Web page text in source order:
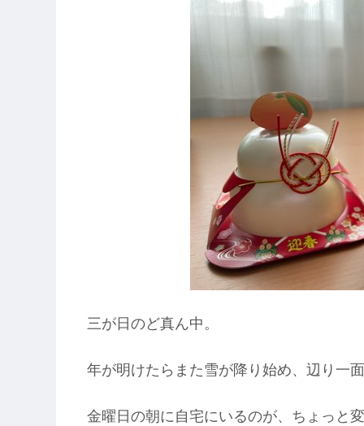
三が日のど真ん中。
年が明けたらまた雪が降り始め、辺り一
金曜日の朝に自宅にいるのが、ちょっと